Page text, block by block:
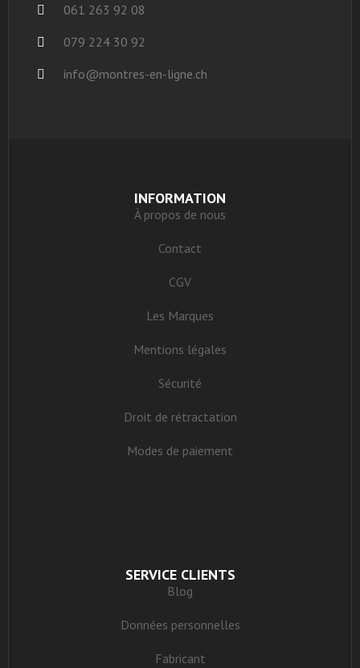
061 263 92 08
079 224 30 92
info@montres-en-ligne.ch
INFORMATION
À propos de nous
Contact
CGV
Les Marques
Mentions légales
Sécurité
Droit de rétractation
Modes de paiement
SERVICE CLIENTS
Blog
Données personnelles
Fabricant